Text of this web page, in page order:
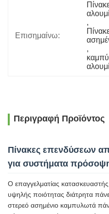
Επισημαίνω:
,
,
Περιγραφή Προϊόντος
Πίνακες επενδύσεων
για συστήματα
Ο επαγγελματίας
υψηλής ποιότητας διάτρητα
στερεό ασημένιο καμπυλωτά